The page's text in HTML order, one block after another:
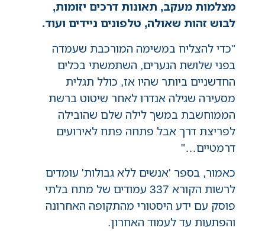
מצלמות מעקב, תאונות דרכים יזומות,
לבוש זהות שאולה, טלפונים ניידים ועוד.
"כדי להצליח במשימה המורכבת שעמדה
בפני שלושת הנערים, השתמשתי בכלים
החדשניים ביותר שהיו אז, כולל תגלית
מסעירה שגילה אנדרו לאחר שיטוט ברשת
הממוחשבת במשך לילה שלם שהובילה
לפריצת דרך אבל פתחה פתח לאירועים
דרמטיים…"
כאמור, בספר 'אנשים ללא גבולות' עומדים
לרשות הקורא 337 עמודים של מתח בלתי
פוסק עם ידע היסטורי מהתקופה האחרונה
והפתעות עד לעמוד האחרון.